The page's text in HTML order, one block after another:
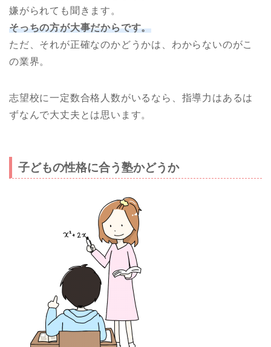
嫌がられても聞きます。
そっちの方が大事だからです。
ただ、それが正確なのかどうかは、わからないのがこ
の業界。
志望校に一定数合格人数がいるなら、指導力はあるは
ずなんで大丈夫とは思います。
子どもの性格に合う塾かどうか